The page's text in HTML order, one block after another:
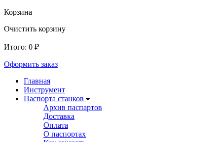
Корзина
Очистить корзину
Итого: 0 ₽
Оформить заказ
Главная
Инструмент
Паспорта станков
Архив паспартов
Доставка
Оплата
О паспортах